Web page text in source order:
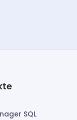
SQL